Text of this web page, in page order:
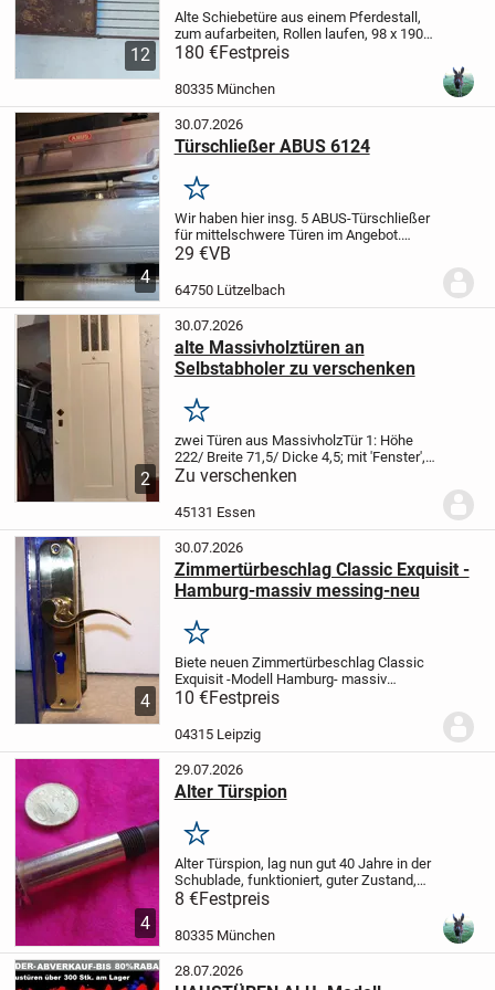
12
Alte Schiebetüre aus einem Pferdestall,
zum aufarbeiten, Rollen laufen, 98 x 190
cm (220cm), rostig, 180 €
bei Marktoberdorf (B12) gelagert,
Übergabe in Landsberg/Lech & München
möglich....
180 €Festpreis
80335 München
4
30.07.2026
Türschließer ABUS 6124
Merken
Wir haben hier insg. 5 ABUS-Türschließer
für mittelschwere Türen im Angebot.
Model AC 6124.
Testzwecken angebracht € 19,-
Komplettkauf...
29 €VB
64750 Lützelbach
2
30.07.2026
alte Massivholztüren an
Selbstabholer zu verschenken
Merken
zwei Türen aus MassivholzTür 1: Höhe
222/ Breite 71,5/ Dicke 4,5; mit 'Fenster',
mit Schloss - Klinke und Schlüssel
4,5 cm; kein Schloss - hatte
Zu verschenken
45131 Essen
4
30.07.2026
Zimmertürbeschlag Classic Exquisit -
Hamburg-massiv messing-neu
Merken
Biete neuen Zimmertürbeschlag Classic
Exquisit -Modell Hamburg- massiv
messing,Schlüsselloch Buntbart, mit
Montageanleitung!
gern Abholung!
Privatverkauf,...
10 €Festpreis
04315 Leipzig
4
29.07.2026
Alter Türspion
Merken
Alter Türspion, lag nun gut 40 Jahre in der
Schublade, funktioniert, guter Zustand,
Nichtraucherhaushalt, Besichtigung
erwünscht, Verkaufspreis 8 € - Versand
möglich (wird gut verpackt) 5 € -...
8 €Festpreis
80335 München
28.07.2026